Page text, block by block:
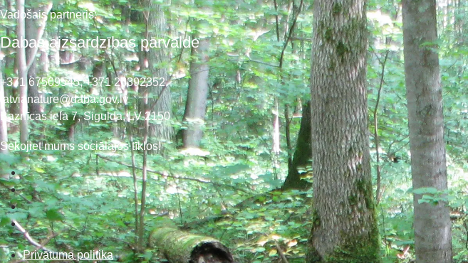
Vadošais partneris:
Dabas aizsardzības pārvalde
+371 67509545,+371 26392352
latvianature@daba.gov.lv
Baznīcas iela 7, Sigulda, LV-2150
Sekojiet mums sociālajos tīklos!
Privātuma politika